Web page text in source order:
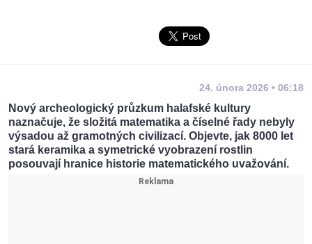
24. února 2026 • 06:18
Nový archeologický průzkum halafské kultury
naznačuje, že složitá matematika a číselné řady nebyly
výsadou až gramotných civilizací. Objevte, jak 8000 let
stará keramika a symetrické vyobrazení rostlin
posouvají hranice historie matematického uvažování.